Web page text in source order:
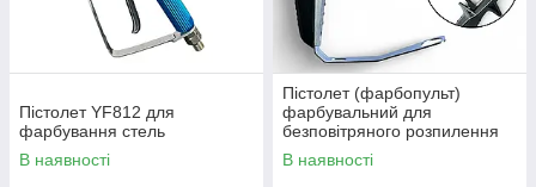
Пістолет YF812 для
фарбування стель
В наявності
Пістолет (фарбопульт)
фарбувальний для
безповітряного розпилення
Pro 810 (250 бар)
В наявності